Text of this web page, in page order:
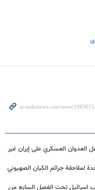
العدوان العسكري على إيران غير
لملاحقة جرائم الكيان الصهيوني
اسرائيل تحت الفصل السابع من